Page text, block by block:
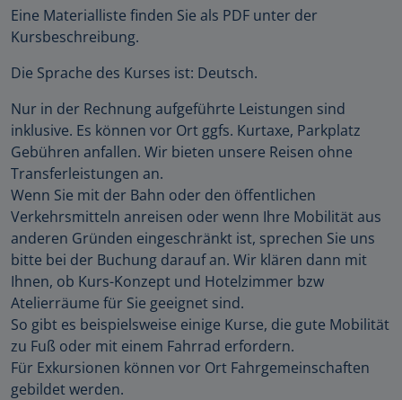
Eine Materialliste finden Sie als PDF unter der
Kursbeschreibung.
Die Sprache des Kurses ist: Deutsch.
Nur in der Rechnung aufgeführte Leistungen sind
inklusive. Es können vor Ort ggfs. Kurtaxe, Parkplatz
Gebühren anfallen. Wir bieten unsere Reisen ohne
Transferleistungen an.
Wenn Sie mit der Bahn oder den öffentlichen
Verkehrsmitteln anreisen oder wenn Ihre Mobilität aus
anderen Gründen eingeschränkt ist, sprechen Sie uns
bitte bei der Buchung darauf an. Wir klären dann mit
Ihnen, ob Kurs-Konzept und Hotelzimmer bzw
Atelierräume für Sie geeignet sind.
So gibt es beispielsweise einige Kurse, die gute Mobilität
zu Fuß oder mit einem Fahrrad erfordern.
Für Exkursionen können vor Ort Fahrgemeinschaften
gebildet werden.